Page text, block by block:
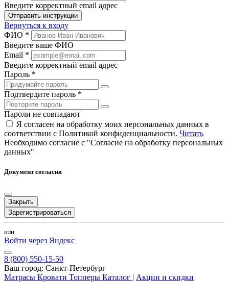
Введите корректный email адрес
Отправить инструкции
Вернуться к входу
ФИО *
Введите ваше ФИО
Email *
Введите корректный email адрес
Пароль *
Подтвердите пароль *
Пароли не совпадают
Я согласен на обработку моих персональных данных в
соответствии с Политикой конфиденциальности. Читать
Необходимо согласие с "Согласие на обработку персональных
данных"
Документ согласия
Закрыть
Зарегистрироваться
или
Войти через Яндекс
8 (800) 550-15-50
Ваш город: Санкт-Петербург
Матрасы Кровати Топперы Каталог | Акции и скидки